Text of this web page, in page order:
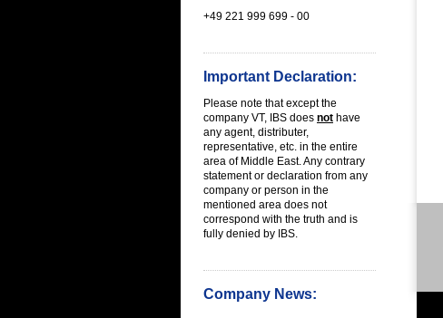
+49 221 999 699 - 00
Important Declaration:
Please note that except the
company VT, IBS does not have
any agent, distributer,
representative, etc. in the entire
area of Middle East. Any contrary
statement or declaration from any
company or person in the
mentioned area does not
correspond with the truth and is
fully denied by IBS.
Company News: